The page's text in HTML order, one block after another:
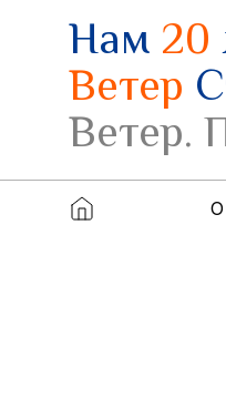
Нам20
Ветер
Ветер.
О